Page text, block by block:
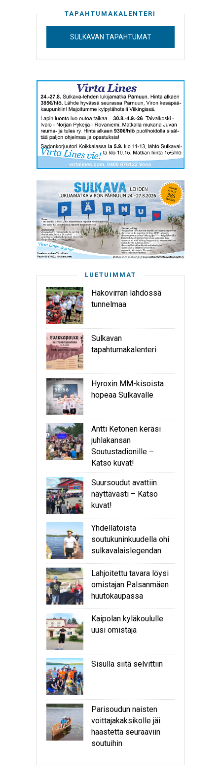
TAPAHTUMAKALENTERI
SULKAVAN TAPAHTUMAT
LUETUIMMAT
Hakovirran lähdössä
tunnelmaa
Sulkavan
tapahtumakalenteri
Hyroxin MM-kisoista
hopeaa Sulkavalle
Antti Ketonen keräsi
juhlakansan
Soutustadionille –
Katso kuvat!
Suursoudut avattiin
näyttävästi – Katso
kuvat!
Yhdellätoista
soutukuninkuudella ohi
sulkavalaislegendan
Lahjoitettu tavara löysi
omistajan Palsanmäen
huutokaupassa
Kaipolan kyläkoululle
uusi omistaja
Sisulla siitä selvittiin
Parisoudun naisten
voittajakaksikolle jäi
haastetta seuraaviin
soutuihin